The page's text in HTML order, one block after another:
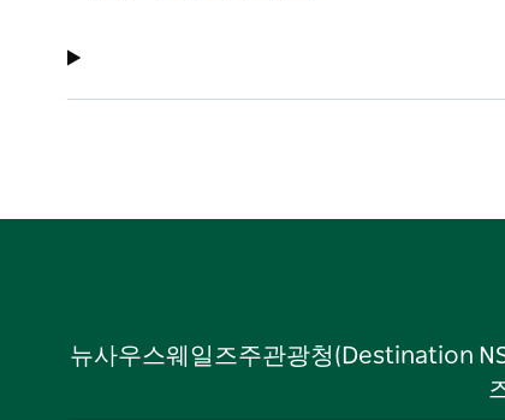
뉴사우스웨일즈주관광청(Destination